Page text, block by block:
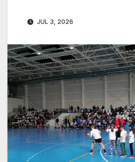
JUL 3, 2026